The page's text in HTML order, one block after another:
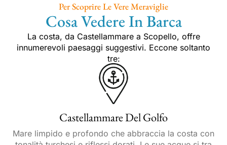
Per Scoprire Le Vere Meraviglie
Cosa Vedere In Barca
La costa, da Castellammare a Scopello, offre
innumerevoli paesaggi suggestivi. Eccone soltanto
tre:
Castellammare Del Golfo
Mare limpido e profondo che abbraccia la costa con